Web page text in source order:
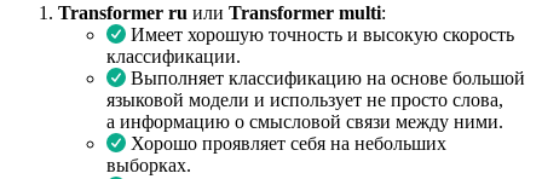
Transformer ru или Transformer multi:
Имеет хорошую точность и высокую скорость
классификации.
Выполняет классификацию на основе большой
языковой модели и использует не просто слова,
а информацию о смысловой связи между ними.
Хорошо проявляет себя на небольших
выборках.